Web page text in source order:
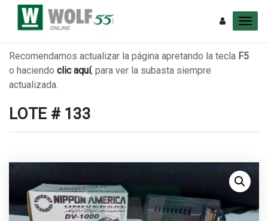
Recomendamos actualizar la página apretando la tecla F5
o haciendo clic aquí, para ver la subasta siempre
actualizada.
LOTE # 133